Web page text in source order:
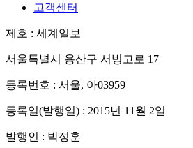
고객센터
제호 : 세계일보
서울특별시 용산구 서빙고로 17
등록번호 : 서울, 아03959
등록일(발행일) : 2015년 11월 2일
발행인 : 박정훈